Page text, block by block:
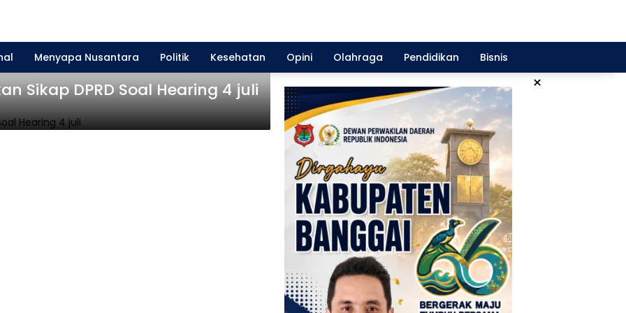
Menyapa Nusantara Politik Kesehatan Opini Olahraga Pendidikan Bisnis
×
Sikap DPRD Soal Hearing 4 juli